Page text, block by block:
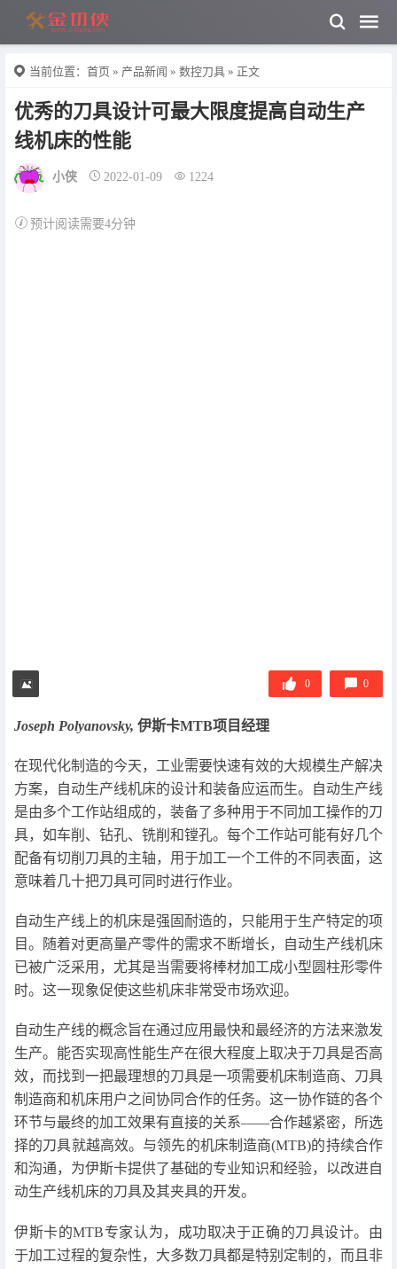
当前位置： 首页 » 产品新闻 » 数控刀具 » 正文
优秀的刀具设计可最大限度提高自动生产
线机床的性能
小侠 2022-01-09 1224
预计阅读需要4分钟
0 0
Joseph Polyanovsky, 伊斯卡MTB项目经理
在现代化制造的今天，工业需要快速有效的大规模生产解决
方案，自动生产线机床的设计和装备应运而生。自动生产线
是由多个工作站组成的，装备了多种用于不同加工操作的刀
具，如车削、钻孔、铣削和镗孔。每个工作站可能有好几个
配备有切削刀具的主轴，用于加工一个工件的不同表面，这
意味着几十把刀具可同时进行作业。
自动生产线上的机床是强固耐造的，只能用于生产特定的项
目。随着对更高量产零件的需求不断增长，自动生产线机床
已被广泛采用，尤其是当需要将棒材加工成小型圆柱形零件
时。这一现象促使这些机床非常受市场欢迎。
自动生产线的概念旨在通过应用最快和最经济的方法来激发
生产。能否实现高性能生产在很大程度上取决于刀具是否高
效，而找到一把最理想的刀具是一项需要机床制造商、刀具
制造商和机床用户之间协同合作的任务。这一协作链的各个
环节与最终的加工效果有直接的关系——合作越紧密，所选
择的刀具就越高效。与领先的机床制造商(MTB)的持续合作
和沟通，为伊斯卡提供了基础的专业知识和经验，以改进自
动生产线机床的刀具及其夹具的开发。
伊斯卡的MTB专家认为，成功取决于正确的刀具设计。由
于加工过程的复杂性，大多数刀具都是特别定制的，而且非